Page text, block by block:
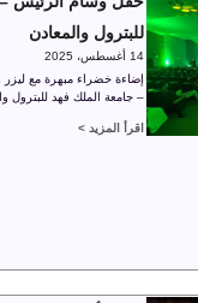
للبترول والمعادن
14 أغسطس، 2025
إضاءة خضراء مبهرة مع
– جامعة الملك فهد للبترول
اقرأ المزيد >